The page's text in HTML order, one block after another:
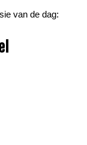
van de dag: